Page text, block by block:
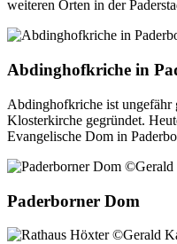
weiteren Orten in der
Abdinghofkriche in
Abdinghofkriche ist
Klosterkirche gegründet.
Evangelische Dom in
Paderborner Dom